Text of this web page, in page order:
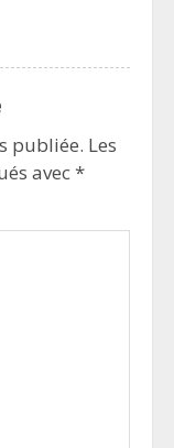
publiée. Les
avec*